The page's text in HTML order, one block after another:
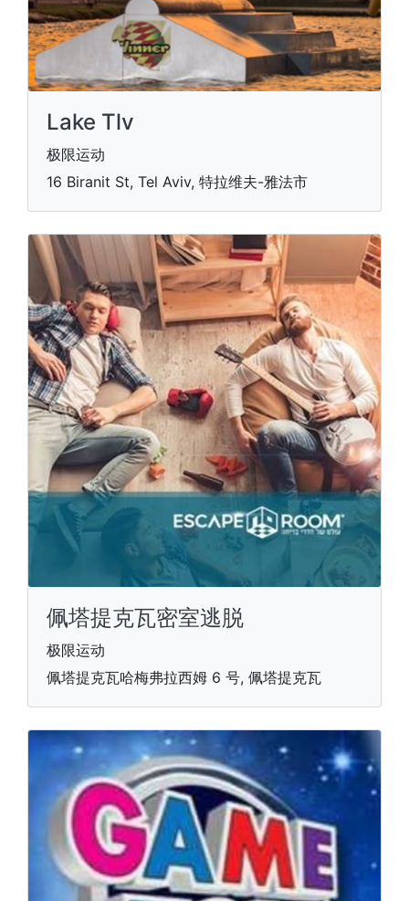
Lake Tlv
极限运动
16 Biranit St, Tel Aviv, 特拉维夫-雅法市
佩塔提克瓦密室逃脱
极限运动
佩塔提克瓦哈梅弗拉西姆 6 号, 佩塔提克瓦